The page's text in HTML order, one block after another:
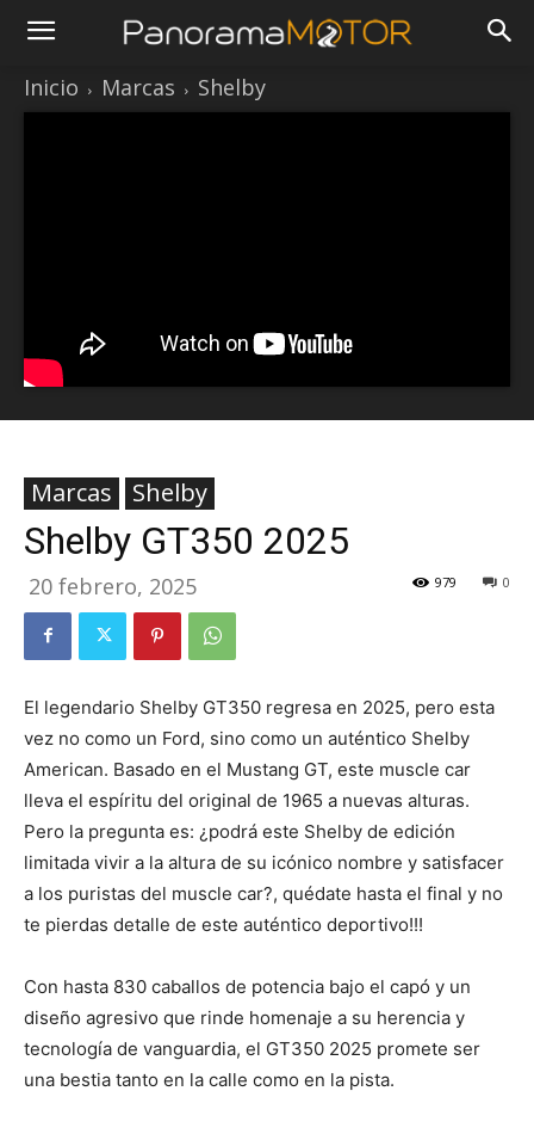
Inicio Marcas Shelby
Marcas Shelby
Shelby GT350 2025
20 febrero, 2025 0
979
El legendario Shelby GT350 regresa en 2025, pero esta
vez no como un Ford, sino como un auténtico Shelby
American. Basado en el Mustang GT, este muscle car
lleva el espíritu del original de 1965 a nuevas alturas.
Pero la pregunta es: ¿podrá este Shelby de edición
limitada vivir a la altura de su icónico nombre y satisfacer
a los puristas del muscle car?, quédate hasta el final y no
te pierdas detalle de este auténtico deportivo!!!
Con hasta 830 caballos de potencia bajo el capó y un
diseño agresivo que rinde homenaje a su herencia y
tecnología de vanguardia, el GT350 2025 promete ser
una bestia tanto en la calle como en la pista.